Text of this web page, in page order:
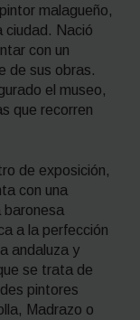
malagueño,
ciudad. Nació
con un
de sus obras.
el museo,
que recorren
de exposición,
con una
baronesa
a la perfección
andaluza y
se trata de
pintores
Madrazo o